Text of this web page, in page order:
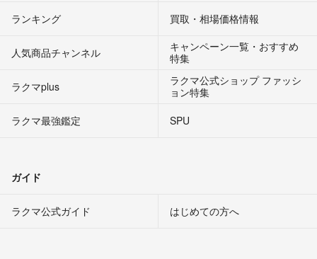
ランキング 買取・相場価格情報
人気商品チャンネル
キャンペーン一覧・おすすめ
特集
ラクマplus
ラクマ公式ショップ ファッシ
ョン特集
ラクマ最強鑑定
SPU
ガイド
ラクマ公式ガイド はじめての方へ